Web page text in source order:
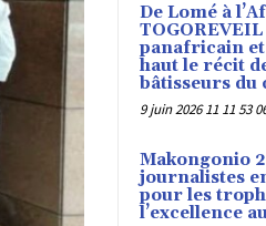
De Lomé à
panafricain
haut le récit
bâtisseurs du
9 juin 2026 11 11 53
Makongonio
journalistes
pour les
l’excellence